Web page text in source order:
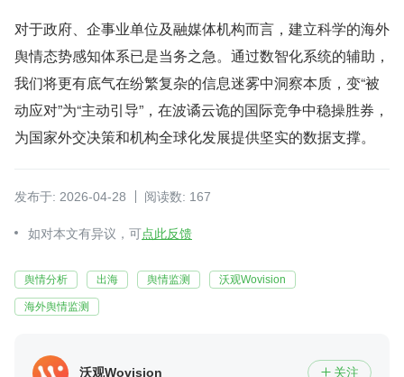
对于政府、企事业单位及融媒体机构而言，建立科学的海外
舆情态势感知体系已是当务之急。通过数智化系统的辅助，
我们将更有底气在纷繁复杂的信息迷雾中洞察本质，变“被
动应对”为“主动引导”，在波谲云诡的国际竞争中稳操胜券，
为国家外交决策和机构全球化发展提供坚实的数据支撑。
发布于: 2026-04-28 阅读数: 167
如对本文有异议，可点此反馈
舆情分析 出海 舆情监测 沃观Wovision
海外舆情监测
沃观Wovision  关注